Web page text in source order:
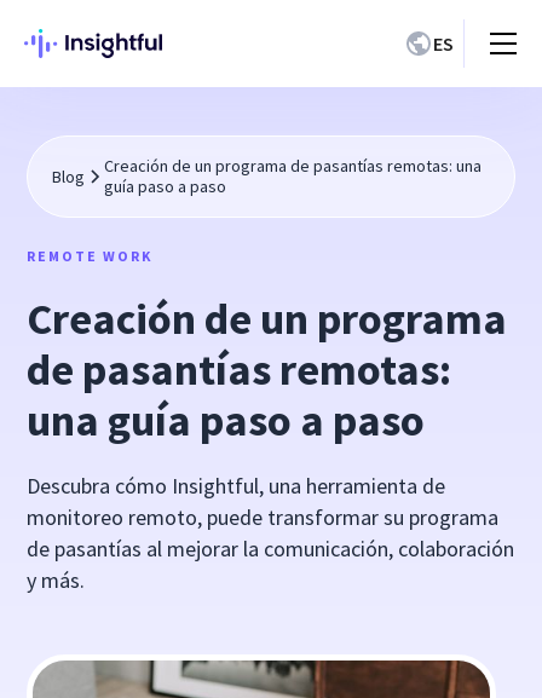
ES
Blog
Creación de un programa de pasantías remotas: una
guía paso a paso
REMOTE WORK
Creación de un programa
de pasantías remotas:
una guía paso a paso
Descubra cómo Insightful, una herramienta de
monitoreo remoto, puede transformar su programa
de pasantías al mejorar la comunicación, colaboración
y más.